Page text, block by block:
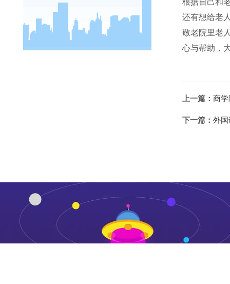
根据自己和
还有想给老
敬老院里老
心与帮助 ，
上一篇： 商
下一篇： 外